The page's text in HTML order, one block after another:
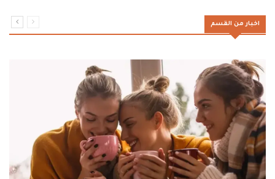
اخبار من القسم